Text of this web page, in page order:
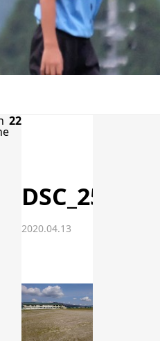
22
DSC_2589
2020.04.13